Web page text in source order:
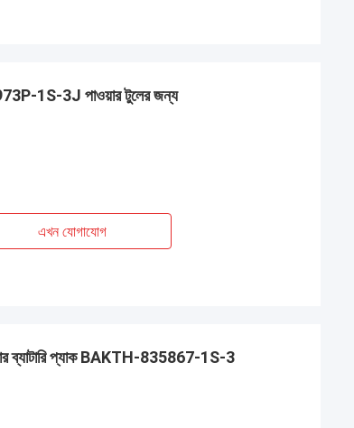
1S-3J পাওয়ার টুলের জন্য
এখন যোগাযোগ
ব্যাটারি প্যাক BAKTH-835867-1S-3